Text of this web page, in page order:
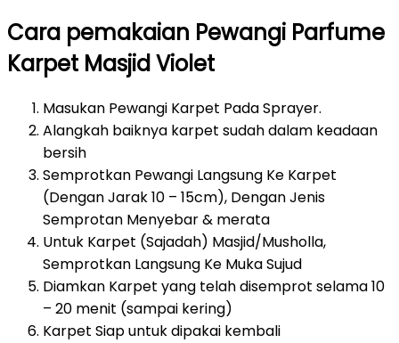
Cara pemakaian Pewangi Parfume
Karpet Masjid Violet
Masukan Pewangi Karpet Pada Sprayer.
Alangkah baiknya karpet sudah dalam keadaan
bersih
Semprotkan Pewangi Langsung Ke Karpet
(Dengan Jarak 10 – 15cm), Dengan Jenis
Semprotan Menyebar & merata
Untuk Karpet (Sajadah) Masjid/Musholla,
Semprotkan Langsung Ke Muka Sujud
Diamkan Karpet yang telah disemprot selama 10
– 20 menit (sampai kering)
Karpet Siap untuk dipakai kembali